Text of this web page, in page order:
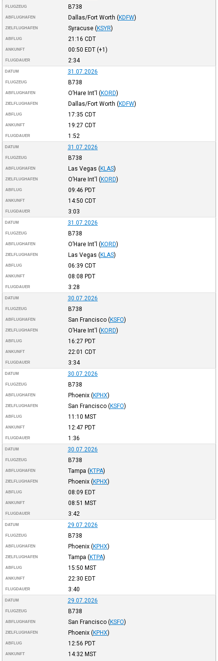
FLUGZEUG B738
ABFLUGHAFEN Dallas/Fort Worth (KDFW)
ZIELFLUGHAFEN Syracuse (KSYR)
ABFLUG 21:16 CDT
ANKUNFT 00:50 EDT(+1)
FLUGDAUER 2:34
DATUM 31.07.2026
FLUGZEUG B738
ABFLUGHAFEN O’Hare Int'l (KORD)
ZIELFLUGHAFEN Dallas/Fort Worth (KDFW)
ABFLUG 17:35 CDT
ANKUNFT 19:27 CDT
FLUGDAUER 1:52
DATUM 31.07.2026
FLUGZEUG B738
ABFLUGHAFEN Las Vegas (KLAS)
ZIELFLUGHAFEN O’Hare Int'l (KORD)
ABFLUG 09:46 PDT
ANKUNFT 14:50 CDT
FLUGDAUER 3:03
DATUM 31.07.2026
FLUGZEUG B738
ABFLUGHAFEN O’Hare Int'l (KORD)
ZIELFLUGHAFEN Las Vegas (KLAS)
ABFLUG 06:39 CDT
ANKUNFT 08:08 PDT
FLUGDAUER 3:28
DATUM 30.07.2026
FLUGZEUG B738
ABFLUGHAFEN San Francisco (KSFO)
ZIELFLUGHAFEN O’Hare Int'l (KORD)
ABFLUG 16:27 PDT
ANKUNFT 22:01 CDT
FLUGDAUER 3:34
DATUM 30.07.2026
FLUGZEUG B738
ABFLUGHAFEN Phoenix (KPHX)
ZIELFLUGHAFEN San Francisco (KSFO)
ABFLUG 11:10 MST
ANKUNFT 12:47 PDT
FLUGDAUER 1:36
DATUM 30.07.2026
FLUGZEUG B738
ABFLUGHAFEN Tampa (KTPA)
ZIELFLUGHAFEN Phoenix (KPHX)
ABFLUG 08:09 EDT
ANKUNFT 08:51 MST
FLUGDAUER 3:42
DATUM 29.07.2026
FLUGZEUG B738
ABFLUGHAFEN Phoenix (KPHX)
ZIELFLUGHAFEN Tampa (KTPA)
ABFLUG 15:50 MST
ANKUNFT 22:30 EDT
FLUGDAUER 3:40
DATUM 29.07.2026
FLUGZEUG B738
ABFLUGHAFEN San Francisco (KSFO)
ZIELFLUGHAFEN Phoenix (KPHX)
ABFLUG 12:56 PDT
ANKUNFT 14:32 MST